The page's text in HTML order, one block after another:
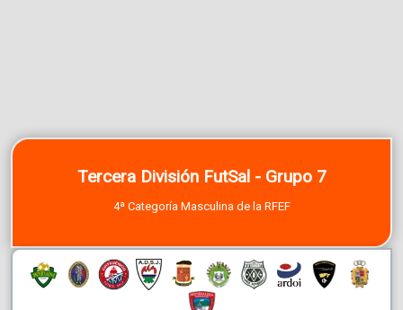
Tercera División FutSal - Grupo 7
4ª Categoría Masculina de la RFEF